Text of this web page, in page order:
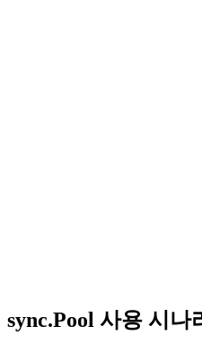
sync.Pool 사용 시나